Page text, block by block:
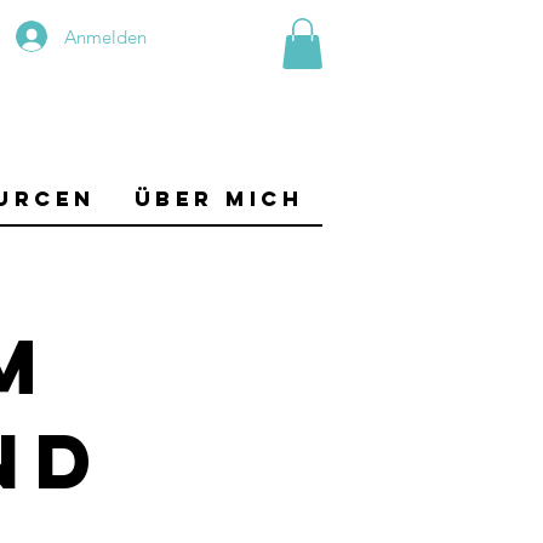
Anmelden
Über mich